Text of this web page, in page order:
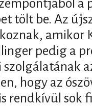
a
tölt be. Az
amikor
pedig a
hogy az
rendkívül sok